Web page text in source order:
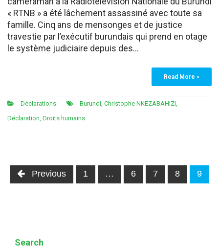
« RTNB » a été lâchement assassiné avec toute sa
famille. Cinq ans de mensonges et de justice
travestie par l’exécutif burundais qui prend en otage
le système judiciaire depuis des…
Read More »
Déclarations Burundi Christophe NKEZABAHIZI
Déclaration Droits humains
Posts
navigation
Previous 1 … 6 7 8 9
Search